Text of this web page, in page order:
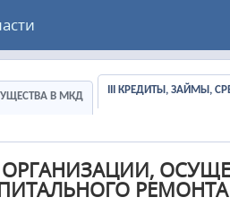
В МКД
III КРЕДИТЫ, ЗАЙМЫ,